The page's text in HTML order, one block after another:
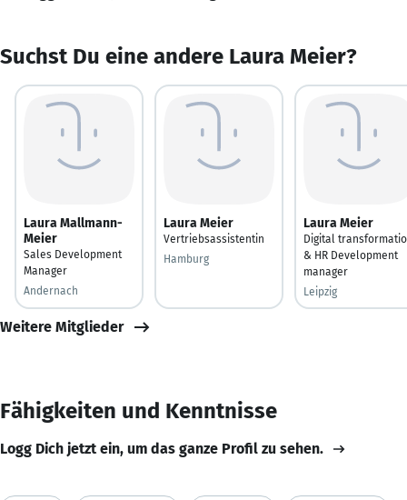
Suchst Du eine andere Laura Meier?
Laura Mallmann-
Meier
Sales Development
Manager
Andernach
Laura Meier
Vertriebsassistentin
Hamburg
Laura Meier
Digital
& HR Development
manager
Leipzig
Weitere Mitglieder
Fähigkeiten und Kenntnisse
Logg Dich jetzt ein, um das ganze Profil zu sehen.